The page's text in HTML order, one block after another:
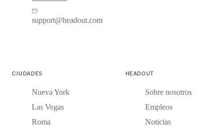
support@headout.com
CIUDADES
Nueva York
Las Vegas
Roma
HEADOUT
Sobre nosotros
Empleos
Noticias